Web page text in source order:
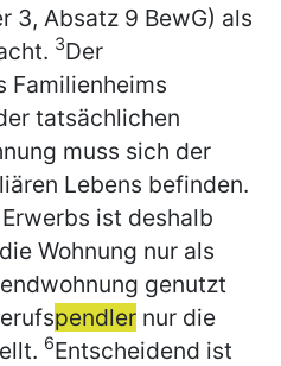
3, Absatz 9 BewG) als
3Der
Familienheims
tatsächlichen
muss sich der
Lebens befinden.
ist deshalb
Wohnung nur als
genutzt
pendler nur die
6Entscheidend ist